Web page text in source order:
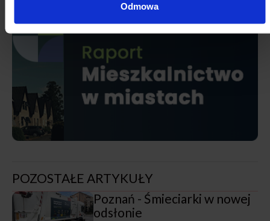
Odmowa
POZOSTAŁE ARTYKUŁY
Poznań - Śmieciarki w nowej
odsłonie